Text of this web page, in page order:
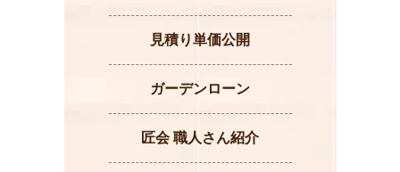
見積り単価公開
ガーデンローン
匠会 職人さん紹介